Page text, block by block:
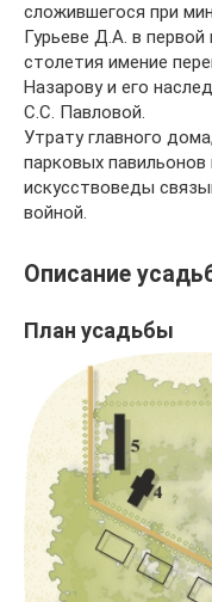
сложившегося при
Гурьеве Д.А. в
столетия имение
Назарову и его
С.С. Павловой.
Утрату главного
парковых
искусствоведы
войной.
Описание
План усадьбы